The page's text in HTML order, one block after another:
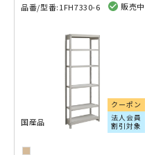
品番/型番:1FH7330-6 販売中
クーポン
法人会員
割引対象
国産品